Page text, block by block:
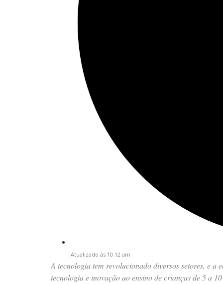
Atualizado às 10:12 am
A tecnologia tem revolucionado diversos setores, e a
tecnologia e inovação ao ensino de crianças de 5 a